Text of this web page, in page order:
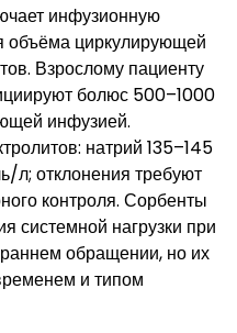
инфузионную
объёма циркулирующей
Взрослому пациенту
болюс 500–1000
инфузией.
натрий 135–145
л; отклонения требуют
контроля. Сорбенты
системной нагрузки при
обращении, но их
и типом